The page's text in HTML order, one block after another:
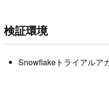
検証環境
Snowflakeトライアルア